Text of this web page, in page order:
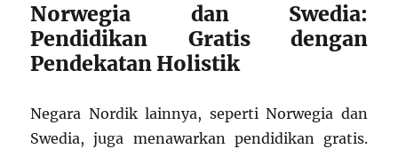
Norwegia dan Swedia:
Pendidikan Gratis dengan
Pendekatan Holistik
Negara Nordik lainnya, seperti Norwegia dan
Swedia, juga menawarkan pendidikan gratis.